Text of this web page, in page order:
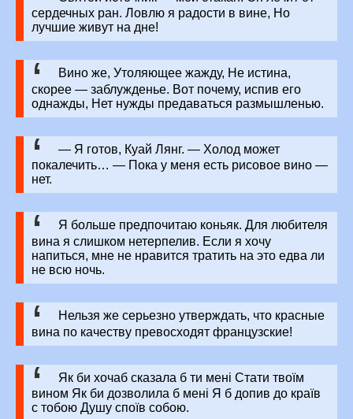
сердечных ран. Ловлю я радости в вине, Но
лучшие живут на дне!
Вино же, Утоляющее жажду, Не истина,
скорее — заблужденье. Вот почему, испив его
однажды, Нет нужды предаваться размышленью.
— Я готов, Куай Лянг. — Холод может
покалечить… — Пока у меня есть рисовое вино —
нет.
Я больше предпочитаю коньяк. Для любителя
вина я слишком нетерпелив. Если я хочу
напиться, мне не нравится тратить на это едва ли
не всю ночь.
Нельзя же серьезно утверждать, что красные
вина по качеству превосходят французские!
Як би хочаб сказала б ти мені Стати твоїм
вином Як би дозволила б мені Я б допив до країв
с тобою Душу споїв собою.